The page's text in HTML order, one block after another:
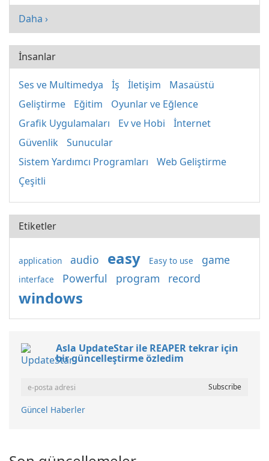
Daha ›
İnsanlar
Ses ve Multimedya İş İletişim
Masaüstü
Geliştirme
Eğitim
Oyunlar ve Eğlence
Grafik Uygulamaları
Ev ve Hobi
İnternet
Güvenlik
Sunucular
Sistem Yardımcı Programları
Web Geliştirme
Çeşitli
Etiketler
application audio easy Easy to use game
interface Powerful program record
windows
Asla UpdateStar ile REAPER tekrar için
bir güncelleştirme özledim
Güncel Haberler